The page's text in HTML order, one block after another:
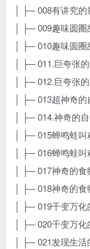
│ ├─ 008有讲究
│ ├─ 009趣味圆
│ ├─ 010趣味圆
│ ├─ 011.巨夸张
│ ├─ 012.巨夸张
│ ├─ 013超神奇
│ ├─ 014.神奇的
│ ├─ 015蝉鸣蛙
│ ├─ 016蝉鸣蛙
│ ├─ 017神奇的
│ ├─ 018神奇的
│ ├─ 019千变万
│ ├─ 020千变万
│ ├─ 021发现生